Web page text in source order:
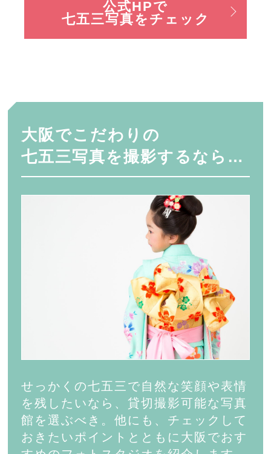
公式HPで
七五三写真をチェック
大阪でこだわりの
七五三写真を撮影するなら…
せっかくの七五三で自然な笑顔や表情
を残したいなら、貸切撮影可能な写真
館を選ぶべき。他にも、チェックして
おきたいポイントとともに大阪でおす